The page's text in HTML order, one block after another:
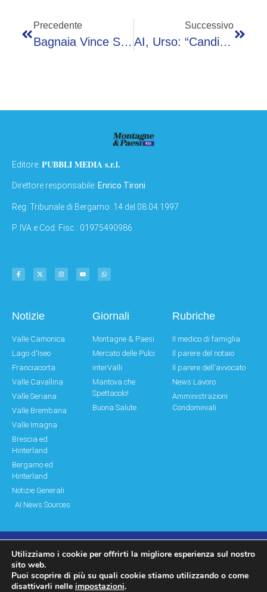
Precedente
Bagnaia Vince Sprint MotoGp In Repubblica Ceca, Cade Bezzecchi: Ordine Di Arrivo E Classifica Piloti Aggiornata
Successivo
AI, Urso: “Candidatura Italiana A Gigafactory Forse Definita ‘nelle Prossime Settimane”
Editore: PUBBLI MEDIA s.r.l.
Direttore responsabile: Enrico Tironi
Reg: Tribunale di Bergamo: 14 del 08.04.1997
P. IVA e Cod. Fisc.: 01975490986
Notizie
Valle Camonica
Lago d'Iseo
Franciacorta
Valle Cavallina
Valle Seriana
Valle Brembana
Valle Imagna
Brescia ed
Hinterland
Bergamo ed
Hinterland
Notizie Generali
AI News Sources
Giornali
Montagne & Paesi
Mercato delle Pulci
interValli
Mantova che
Spettacolo!
Buona Salute
Rubriche
Il medico di famiglia
Il parere del notaio
Il parere dell'avvocato
News Lavoro
Amministrazioni
Condominiali
© Copyright 2011 – 2026 Montagne & Paesi
Log In|Log Out Privacy Policy
Utilizziamo i cookie per offrirti la migliore esperienza sul nostro
sito web.
Puoi scoprire di più su quali cookie stiamo utilizzando o come
disattivarli nelle impostazioni.